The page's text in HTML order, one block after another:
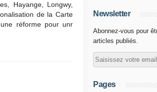
Hayange, Longwy,
de la Carte
réforme pour unr
Newsletter
Abonnez-vous pour
articles publiés.
Pages